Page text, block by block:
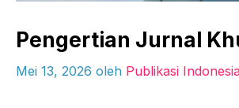
Pengertian Jurnal
Mei 13, 2026 oleh Publikasi